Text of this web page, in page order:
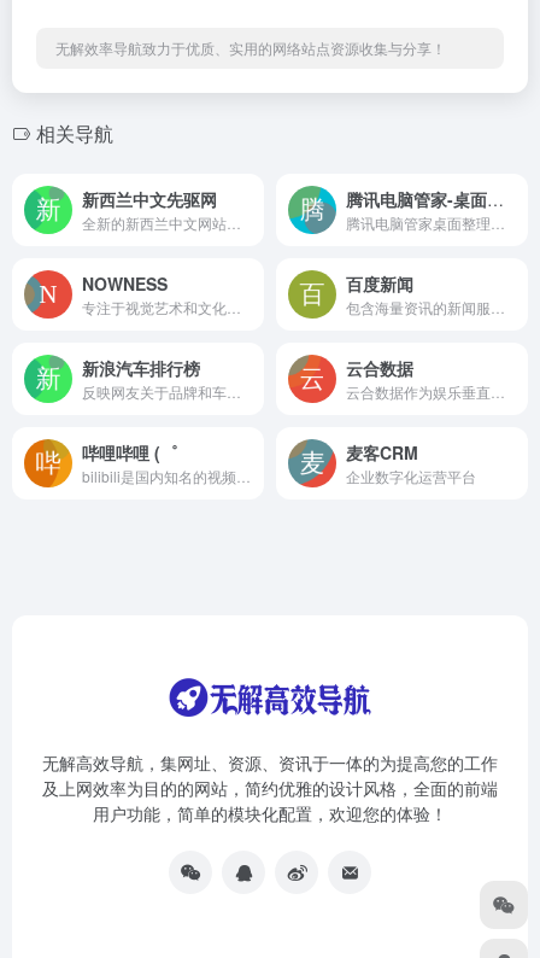
无解效率导航致力于优质、实用的网络站点资源收集与分享！
相关导航
新西兰中文先驱网 腾讯电脑管家-桌面整理
NOWNESS 百度新闻
新浪汽车排行榜 云合数据
哔哩哔哩 (゜ 麦客CRM
企业数字化运营平台
无解高效导航，集网址、资源、资讯于一体的为提高您的工作
及上网效率为目的的网站，简约优雅的设计风格，全面的前端
用户功能，简单的模块化配置，欢迎您的体验！